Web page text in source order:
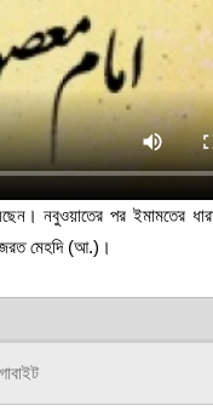
নবুওয়াতের পর ইমামতের
মেহদি (আ.)।